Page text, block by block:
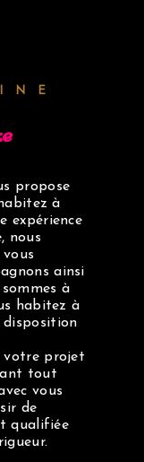
propose
à
expérience
nous
ainsi
à
habitez à
disposition
votre projet
tout
vous
de
qualifiée